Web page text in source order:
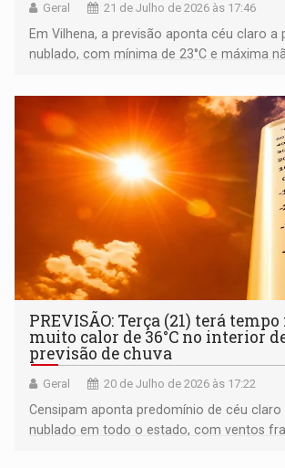
Geral 21 de Julho de 2026 às 17:46
Em Vilhena, a previsão aponta céu claro a
nublado, com mínima de 23°C e máxima
PREVISÃO: Terça (21) terá
muito calor de 36°C no interior
previsão de chuva
Geral 20 de Julho de 2026 às 17:22
Censipam aponta predomínio de céu
nublado em todo o estado, com ventos